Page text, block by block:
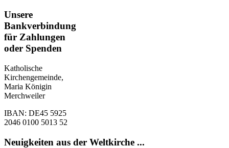
Unsere
Bankverbindung
für Zahlungen
oder Spenden
Katholische
Kirchengemeinde,
Maria Königin
Merchweiler
IBAN: DE45 5925
2046 0100 5013 52
Neuigkeiten aus der Weltkirche ...